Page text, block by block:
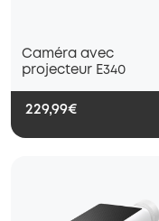
Caméra avec
projecteur E340
229,99€